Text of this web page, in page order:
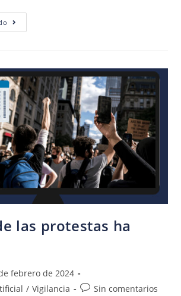
las protestas ha
febrero de 2024
/ Vigilancia Sin comentarios